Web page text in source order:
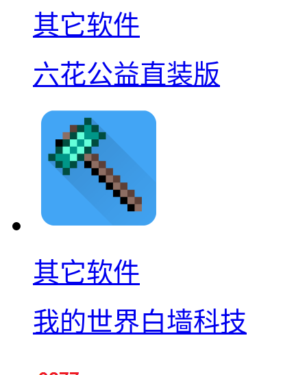
其它软件
六花公益直装版
其它软件
我的世界白墙科技